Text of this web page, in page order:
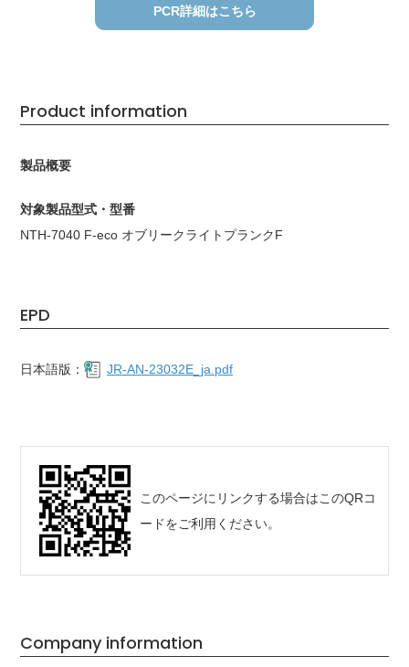
PCR詳細はこちら
Product information
製品概要
対象製品型式・型番
NTH-7040 F-eco オブリークライトプランクF
EPD
日本語版： JR-AN-23032E_ja.pdf
このページにリンクする場合はこのQRコ
ードをご利用ください。
Company information